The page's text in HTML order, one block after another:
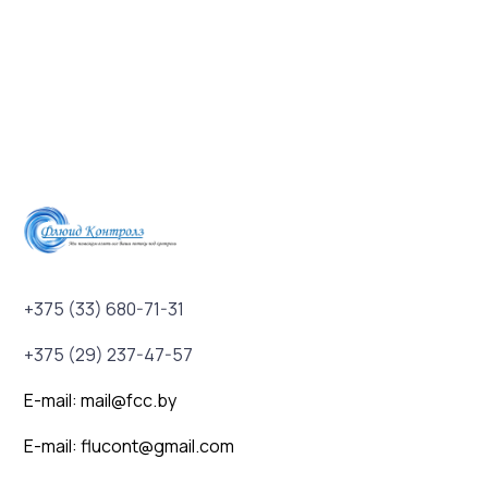
+375 (33) 680-71-31
+375 (29) 237-47-57
E-mail: mail@fcc.by
E-mail: flucont@gmail.com